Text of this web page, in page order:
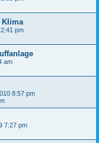
Klima
pm
am
8:57 pm
7:27 pm